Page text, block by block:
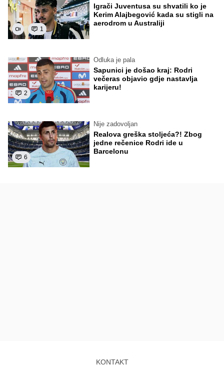
1
Igrači Juventusa su shvatili ko je
Kerim Alajbegović kada su stigli na
aerodrom u Australiji
2
Odluka je pala
Sapunici je došao kraj: Rodri
večeras objavio gdje nastavlja
karijeru!
6
Nije zadovoljan
Realova greška stoljeća?! Zbog
jedne rečenice Rodri ide u
Barcelonu
KONTAKT